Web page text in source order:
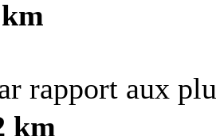
rapport aux
km